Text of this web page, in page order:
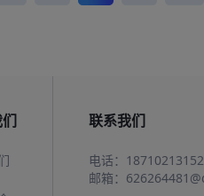
联系我们
电话： 18710213152
邮箱：